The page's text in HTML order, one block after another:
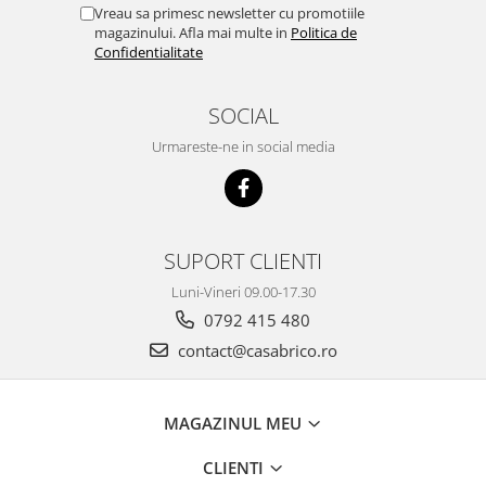
Vreau sa primesc newsletter cu promotiile
magazinului. Afla mai multe in Politica de
Confidentialitate
SOCIAL
Urmareste-ne in social media
SUPORT CLIENTI
Luni-Vineri 09.00-17.30
0792 415 480
contact@casabrico.ro
MAGAZINUL MEU
CLIENTI